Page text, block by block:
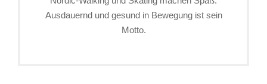
Ausdauernd und gesund in Bewegung ist sein
Motto.